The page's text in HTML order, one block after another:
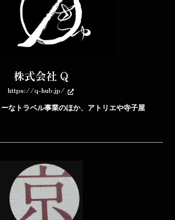
株式会社 Q
https://q-hub.jp/
なトラベル事業のほか、アトリエや寺子屋